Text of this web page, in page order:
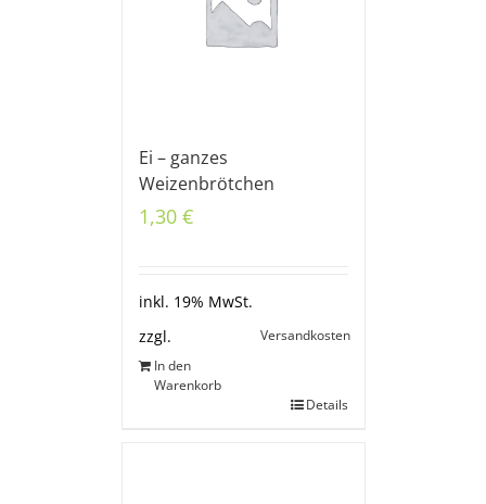
Ei – ganzes
Weizenbrötchen
1,30 €
inkl. 19% MwSt.
zzgl.
Versandkosten
In den
Warenkorb
Details